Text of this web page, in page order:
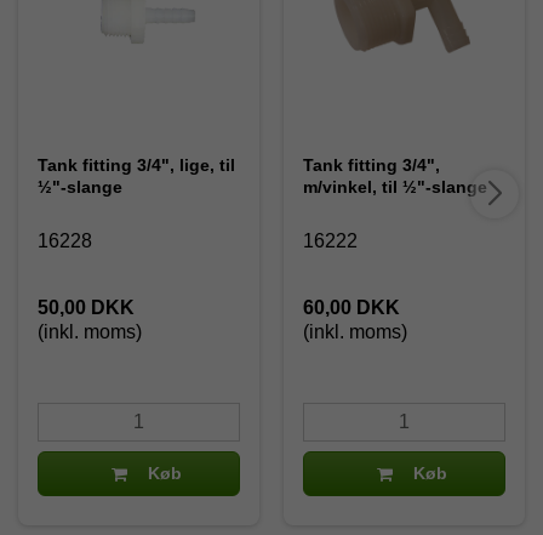
Tank fitting 3/4", lige, til
½"-slange
16228
50,00 DKK
(inkl. moms)
Køb
Tank fitting 3/4",
m/vinkel, til ½"-slange
16222
60,00 DKK
(inkl. moms)
Køb